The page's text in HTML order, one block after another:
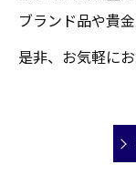
ブランド品や貴
是非、お気軽に